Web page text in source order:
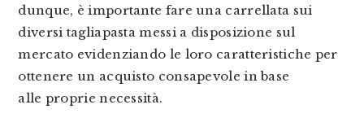
dunque, è importante fare una carrellata sui
diversi tagliapasta messi a disposizione sul
mercato evidenziando le loro caratteristiche per
ottenere un acquisto consapevole in base
alle proprie necessità.